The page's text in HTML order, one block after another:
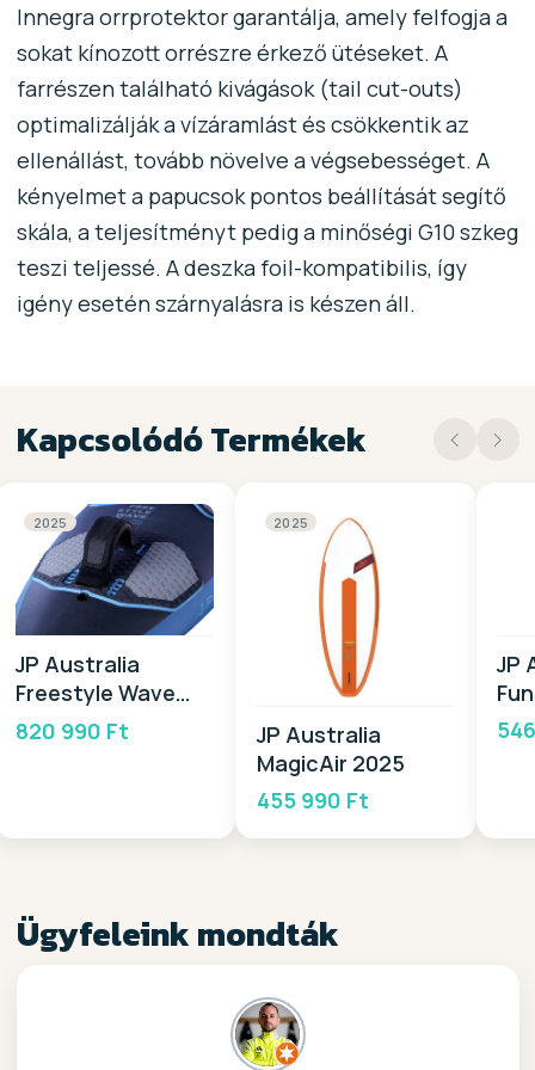
Innegra orrprotektor garantálja, amely felfogja a
sokat kínozott orrészre érkező ütéseket. A
farrészen található kivágások (tail cut-outs)
optimalizálják a vízáramlást és csökkentik az
ellenállást, tovább növelve a végsebességet. A
kényelmet a papucsok pontos beállítását segítő
skála, a teljesítményt pedig a minőségi G10 szkeg
teszi teljessé. A deszka foil-kompatibilis, így
igény esetén szárnyalásra is készen áll.
Kapcsolódó Termékek
2025
JP Australia
Freestyle Wave
2025
820 990 Ft
2025
JP Australia
MagicAir 2025
455 990 Ft
JP
Ügyfeleink mondták